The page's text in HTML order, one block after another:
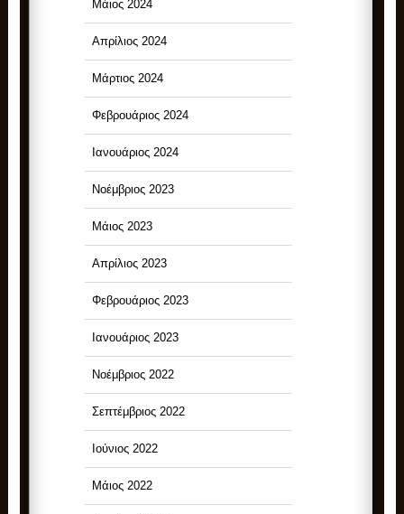
Μάιος 2024
Απρίλιος 2024
Μάρτιος 2024
Φεβρουάριος 2024
Ιανουάριος 2024
Νοέμβριος 2023
Μάιος 2023
Απρίλιος 2023
Φεβρουάριος 2023
Ιανουάριος 2023
Νοέμβριος 2022
Σεπτέμβριος 2022
Ιούνιος 2022
Μάιος 2022